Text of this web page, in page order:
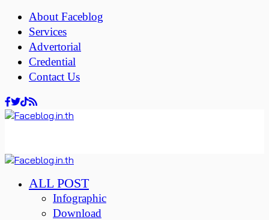
About Faceblog
Services
Advertorial
Credential
Contact Us
ALL POST
Infographic
Download